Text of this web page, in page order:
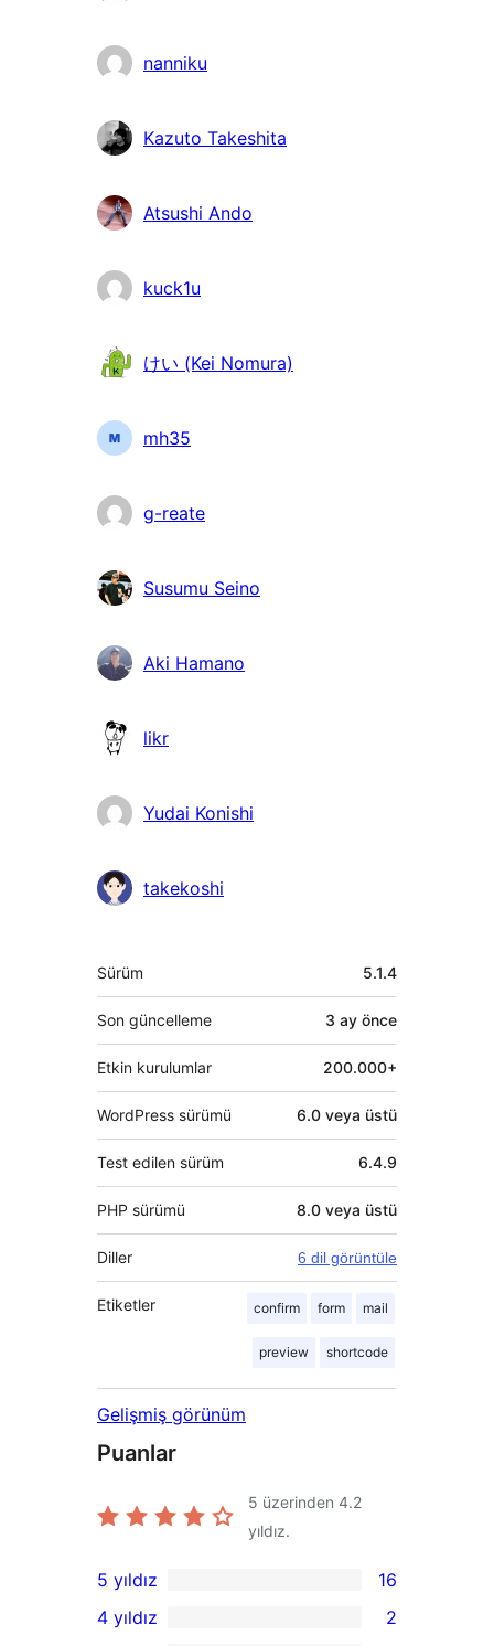
nanniku
Kazuto Takeshita
Atsushi Ando
kuck1u
けい (Kei Nomura)
mh35
g-reate
Susumu Seino
Aki Hamano
likr
Yudai Konishi
takekoshi
Meta
Sürüm 5.1.4
Son güncelleme 3 ay önce
Etkin kurulumlar 200.000+
WordPress sürümü 6.0 veya üstü
Test edilen sürüm 6.4.9
PHP sürümü 8.0 veya üstü
Diller 6 dil görüntüle
Etiketler confirm form mail
preview shortcode
Gelişmiş görünüm
Puanlar
5 üzerinden 4.2
yıldız.
16
5
5 yıldız 16
4 yıldız
2